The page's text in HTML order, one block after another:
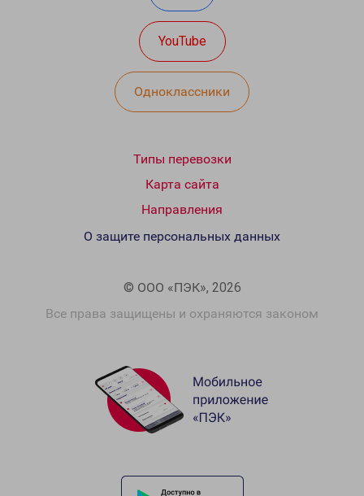
YouTube
Одноклассники
Типы перевозки
Карта сайта
Направления
© ООО «ПЭК», 2026
Все права защищены и охраняются законом
О защите персональных данных